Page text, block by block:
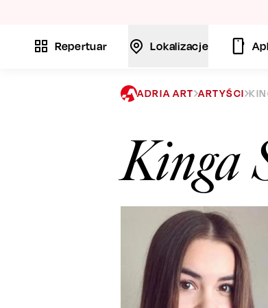
Repertuar Lokalizacje
ADRIA ART ARTYŚCI
Kinga